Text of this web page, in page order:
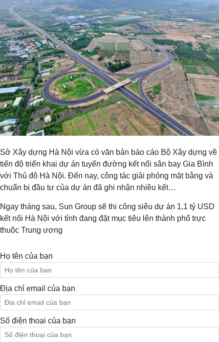
Sở Xây dựng Hà Nội vừa có văn bản báo cáo Bộ Xây dựng về
tiến độ triển khai dự án tuyến đường kết nối sân bay Gia Bình
với Thủ đô Hà Nội. Đến nay, công tác giải phóng mặt bằng và
chuẩn bị đầu tư của dự án đã ghi nhận nhiều kết…
Ngay tháng sau, Sun Group sẽ thi công siêu dự án 1,1 tỷ USD
kết nối Hà Nội với tỉnh đang đặt mục tiêu lên thành phố trực
thuộc Trung ương
Họ tên của bạn
Địa chỉ email của bạn
Số điện thoại của bạn